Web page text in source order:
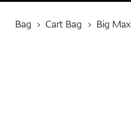
Bag Cart Bag Big Max